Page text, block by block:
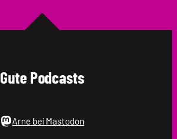
Gute Podcasts
Arne bei Mastodon